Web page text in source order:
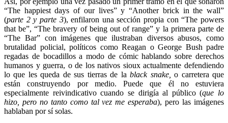
“The happiest days of our lives” y “Another brick in the wall”
(parte 2 y parte 3), enfilaron una sección propia con “The powers
that be”, “The bravery of being out of range” y la primera parte de
“The Bar” con imágenes que ilustraban diversos abusos, como
brutalidad policial, políticos como Reagan o George Bush padre
regadas de bocadillos a modo de cómic hablando sobre derechos
humanos y guerra, o de los nativos sioux actualmente defendiendo
lo que les queda de sus tierras de lablack snake,o carretera que
están construyendo por medio. Puede que él no estuviera
especialmente reivindicativo cuando se dirigía al público (que lo
hizo, pero no tanto como tal vez me esperaba), pero las imágenes
hablaban por sí solas.